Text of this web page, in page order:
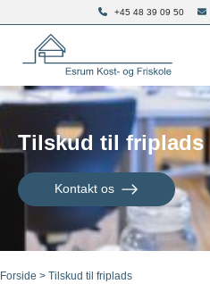
til
indholdet
+45 48 39 09 50
Tilskud til friplads
Kontakt os
Forside > Tilskud til friplads